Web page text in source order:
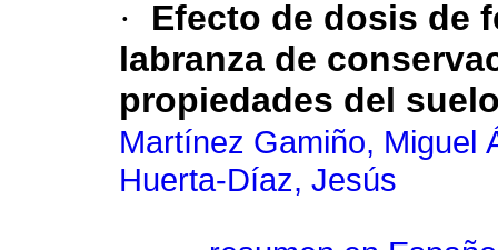
·
Efecto de dosis de
labranza de
propiedades del
Martínez Gamiño, Miguel
Huerta-Díaz, Jesús